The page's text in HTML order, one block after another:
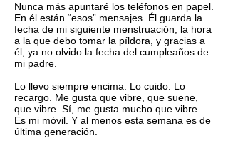
Nunca más apuntaré los teléfonos en papel.
En él están “esos” mensajes. Él guarda la
fecha de mi siguiente menstruación, la hora
a la que debo tomar la píldora, y gracias a
él, ya no olvido la fecha del cumpleaños de
mi padre.
Lo llevo siempre encima. Lo cuido. Lo
recargo. Me gusta que vibre, que suene,
que vibre. Sí, me gusta mucho que vibre.
Es mi móvil. Y al menos esta semana es de
última generación.